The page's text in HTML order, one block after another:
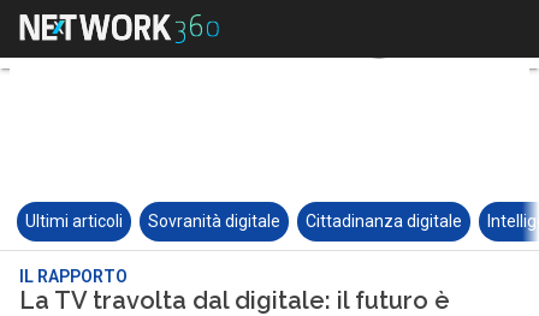
Ultimi articoli Sovranità digitale Cittadinanza digitale
IL RAPPORTO
La TV travolta dal digitale: il futuro è